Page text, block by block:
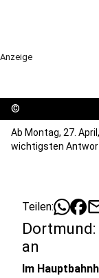
Anzeige
©
Ab Montag, 27.
wichtigsten
Teilen:
an
Im